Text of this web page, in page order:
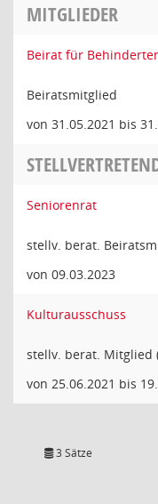
MITGLIEDER
Beirat für
Beiratsmitglied
von 31.05.2021 bis
Seniorenrat
stellv. berat.
von 09.03.2023
Kulturausschuss
stellv. berat. Mitglied
von 25.06.2021 bis
3 Sätze